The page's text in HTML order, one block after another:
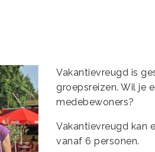
Vakantievreugd is
groepsreizen. Wil je
medebewoners?
Vakantievreugd kan
vanaf 6 personen.